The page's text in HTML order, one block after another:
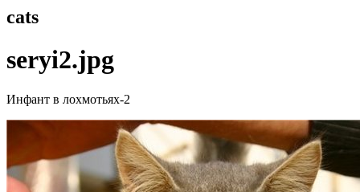
cats
seryi2.jpg
Инфант в лохмотьях-2